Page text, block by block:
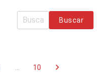
Buscar
10 chevron_right